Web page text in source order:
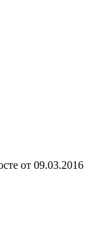
от 09.03.2016